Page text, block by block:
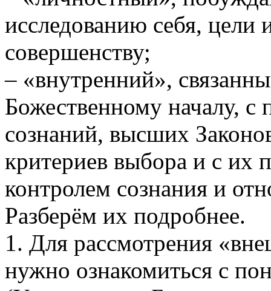
исследованию себя,
совершенству;
– «внутренний»,
Божественному началу,
сознаний, высших
критериев выбора и с их
контролем сознания и
Разберём их подробнее.
1. Для рассмотрения
нужно ознакомиться с